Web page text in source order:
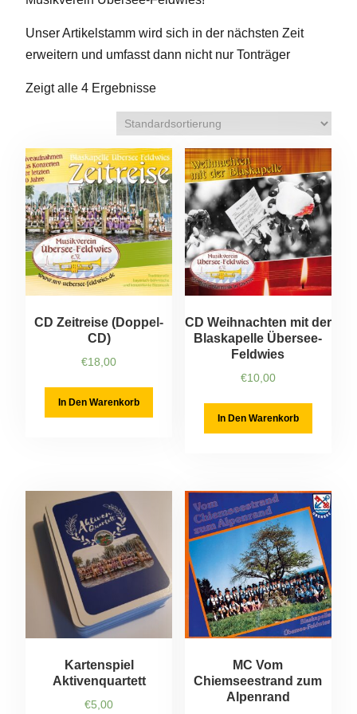
Unser Artikelstamm wird sich in der nächsten Zeit
erweitern und umfasst dann nicht nur Tonträger
Zeigt alle 4 Ergebnisse
CD Zeitreise (Doppel-
CD)
€18,00
In Den Warenkorb
CD Weihnachten mit der
Blaskapelle Übersee-
Feldwies
€10,00
In Den Warenkorb
Kartenspiel
Aktivenquartett
€5,00
MC Vom
Chiemseestrand zum
Alpenrand